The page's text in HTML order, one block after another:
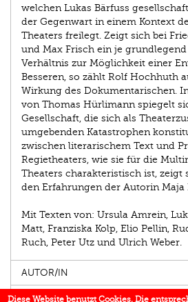
welchen Lukas Bärfuss
der Gegenwart in einem Kontext
Theaters freilegt. Zeigt sich bei
und Max Frisch ein je
Verhältnis zur Möglichkeit einer
Besseren, so zählt Rolf Hochhuth
Wirkung des Dokumentarischen.
von Thomas Hürlimann spiegelt
Gesellschaft, die sich als
umgebenden Katastrophen
zwischen literarischem Text und
Regietheaters, wie sie für die
Theaters charakteristisch ist, zeigt
den Erfahrungen der Autorin Maja
Mit Texten von: Ursula Amrein,
Matt, Franziska Kolp, Elio Pellin,
Ruch, Peter Utz und Ulrich Weber.
AUTOR/IN
EINBLICK
Diese Website benutzt Cookies. Die